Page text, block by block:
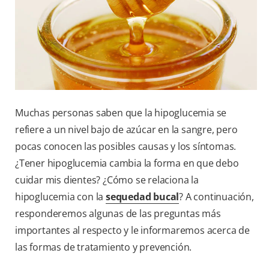
DÓNDE COMPRAR
PE (ES)
SUSCRÍBETE
Muchas personas saben que la hipoglucemia se
refiere a un nivel bajo de azúcar en la sangre, pero
pocas conocen las posibles causas y los síntomas.
¿Tener hipoglucemia cambia la forma en que debo
cuidar mis dientes? ¿Cómo se relaciona la
hipoglucemia con lasequedad bucal? A continuación,
responderemos algunas de las preguntas más
importantes al respecto y le informaremos acerca de
las formas de tratamiento y prevención.